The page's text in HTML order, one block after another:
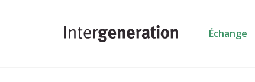
Échange